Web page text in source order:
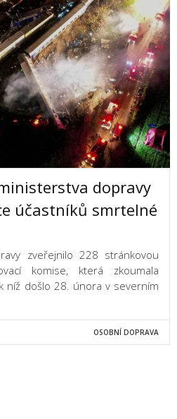
dopravy
účastníků smrtelné
zveřejnilo 228 stránkovou
komise, která zkoumala
níž došlo 28. února v severním
OSOBNÍ DOPRAVA